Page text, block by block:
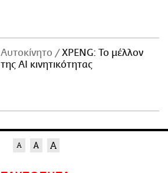
Αυτοκίνητο
XPENG: Το μέλλον
της AI κινητικότητας